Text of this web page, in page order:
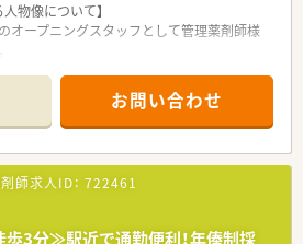
情の際も互いに助け合える文化が根付いて
ホームな雰囲気が特徴で、中途入社の方で
う周囲がしっかりとサポートする体制があ
物像について】
オープニングスタッフとして管理薬剤師様
方を歓迎しています。
局されるため、チームワークを大切にし、円
ョンが取れる方を求めています。
600万円まで相談可能で、さらに年2回、約
給されます。
確保しており、日曜祝日と他1日の週休2日
お問い合わせ
師求人ID： 722461
歩3分≫駅近で通勤便利！年俸制採